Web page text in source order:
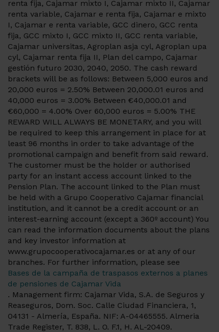
renta fija, Cajamar mixto I, Cajamar mixto II, Cajamar
renta variable, Cajamar e renta fija, Cajamar e mixto
I, Cajamar e renta variable, GCC dinero, GCC renta
fija, GCC mixto I, GCC mixto II, GCC renta variable,
Cajamar universitas, Agroplan asja cyl, Agroplan upa
cyl, Cajamar renta fija II, Plan del campo, Cajamar
gestión futuro 2030, 2040, 2050. The cash reward
brackets will be as follows: Between 5,000 euros and
20,000 euros = 2.50% Between 20,000.01 euros and
40,000 euros = 3.00% Between €40,000.01 and
€60,000 = 4.00% Over 60,000 euros = 5.00% THE
REWARD WILL ALWAYS BE MONETARY, and you will
be required to keep this arrangement in place for at
least 96 months in order to take advantage of the
promotional campaign and benefit from said reward.
The customer must be the holder or authorised
party for an instant access account linked to the
Pension Plan. The account linked to the Plan must
be held with a Grupo Cooperativo Cajamar financial
institution, and it cannot be a credit account or an
interest-earning account (except a 360º account) You
can read the information documents about the plans
and key investor information at
www.grupocooperativocajamar.es or at any of our
branches. For further information, please see
Bases de la campaña de traspasos externos a planes
de pensiones de Cajamar Vida
. Management firm: Cajamar Vida, S.A. de Seguros y
Reaseguros, Dom. Soc. Calle Ciudad Financiera, 1,
04131 - Almería, España. NIF: A-04465555. Almeria
Trade Register, T. 838, L. O. F.1, H. AL-20409.